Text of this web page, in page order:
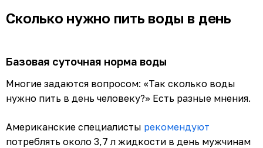
Сколько нужно пить воды в день
Базовая суточная норма воды
Многие задаются вопросом: «Так сколько воды
нужно пить в день человеку?» Есть разные мнения.
Американские специалисты рекомендуют
потреблять около 3,7 л жидкости в день мужчинам